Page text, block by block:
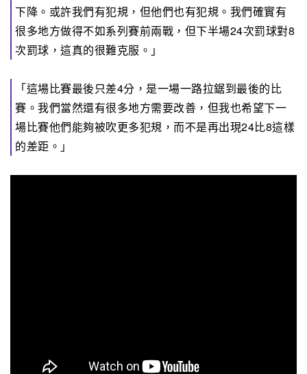
下降。或許我們有犯規，但他們也有犯規。我們確實有
很多地方做得不如系列賽前兩戰，但下半場24次罰球對8
次罰球，這真的很難克服。」
「這場比賽最後只差4分，是一場一路拉鋸到最後的比
賽。我們當然還有很多地方需要改善，但我也希望下一
場比賽他們能夠被吹更多犯規，而不是再出現24比8這樣
的差距。」